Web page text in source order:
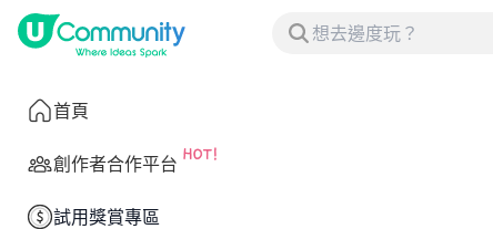
首頁
創作者合作平台
試用獎賞專區